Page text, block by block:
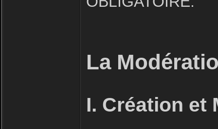
La
I. Création et